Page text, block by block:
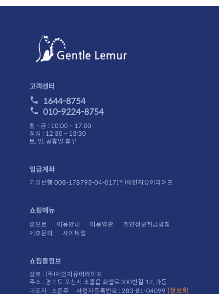
고객센터
1644-8754
010-9224-8754
월 - 금 : 10:00 ~ 17:00
점심 : 12:30 ~ 13:30
토, 일, 공휴일 휴무
입금계좌
기업은행 008-178793-04-017(주)체인지유어라이프
쇼핑메뉴
홈으로 이용안내 이용약관
개인정보취급방침
제휴문의
사이트맵
쇼핑몰정보
상호 : (주)체인지유어라이프
주소 : 경기도 포천시 소홀읍 화합로300번길 12, 가동
대표자 : 소은주 사업자등록번호 : 283-81-04099